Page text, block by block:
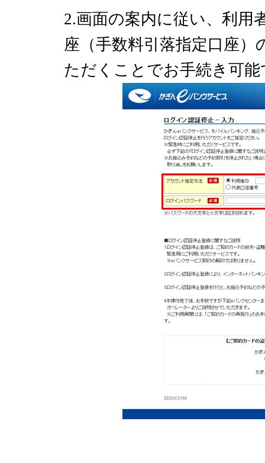
2.画面の案内に従い、利用
座（手数料引落指定口座）
ただくことでお手続き可能